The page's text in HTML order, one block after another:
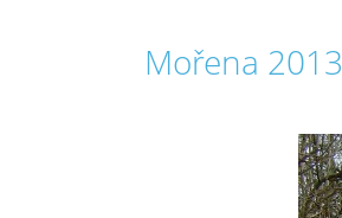
Mořena 2013